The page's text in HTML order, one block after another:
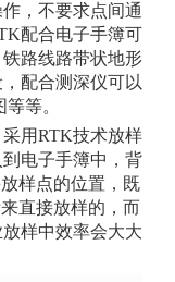
，不要求点间通
配合电子手簿可
路线路带状地形
配合测深仪可以
等。
用RTK技术放样
电子手簿中，背
样点的位置，既
直接放样的，而
样中效率会大大